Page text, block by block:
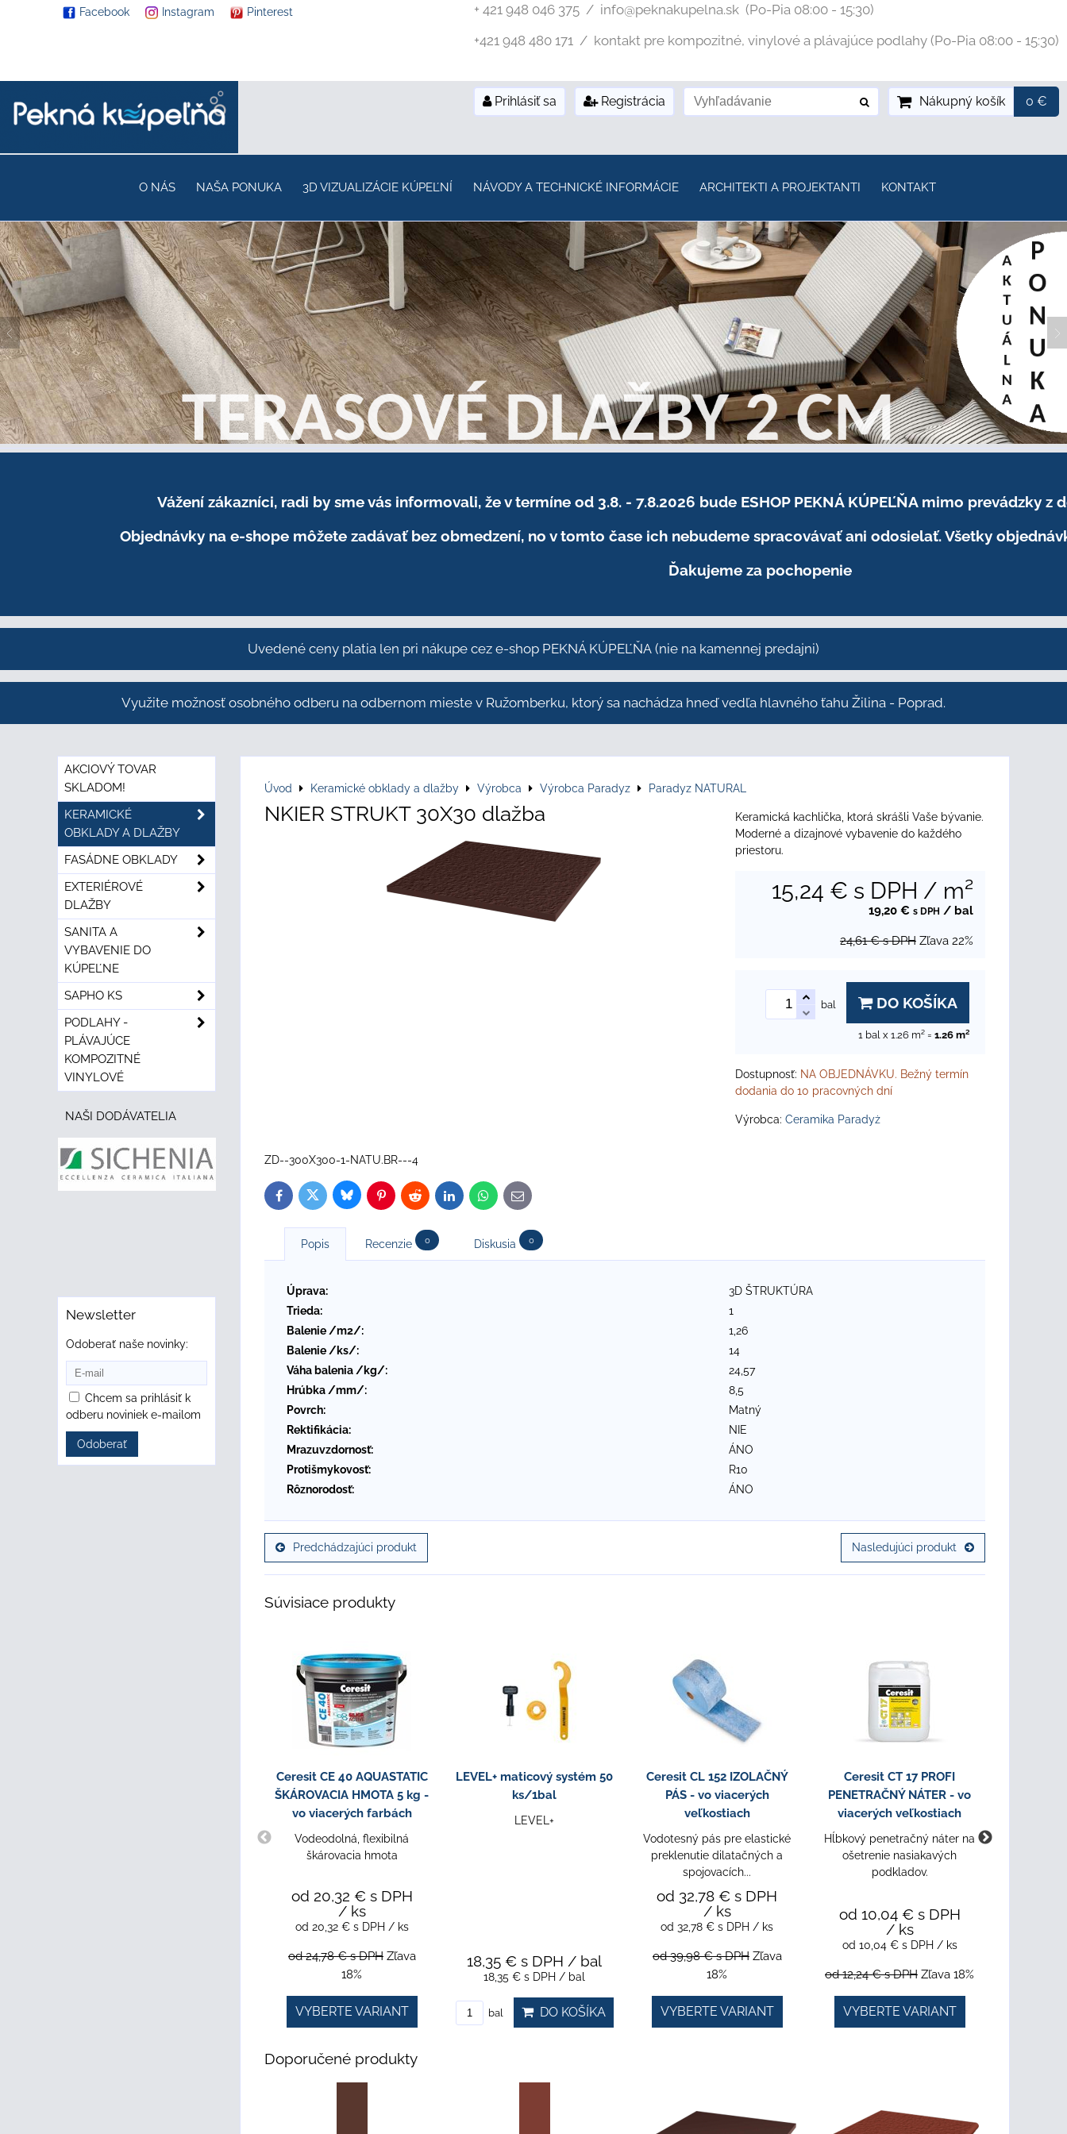
Facebook Instagram Pinterest + 421 948 046 375 / info@peknakupelna.sk (Po-Pia 08:00 - 15:30)
+421 948 480 171 / kontakt pre kompozitné, vinylové a plávajúce podlahy (Po-Pia 08:00 - 15:30)
Prihlásiť sa Registrácia Nákupný košík 0 €
O NÁS NAŠA PONUKA 3D VIZUALIZÁCIE KÚPEĽNÍ NÁVODY A TECHNICKÉ INFORMÁCIE ARCHITEKTI A PROJEKTANTI KONTAKT
Vážení zákazníci, radi by sme vás informovali, že v termíne od 3.8. - 7.8.2026 bude ESHOP PEKNÁ KÚPEĽŇA mimo prevádzky z
Objednávky na e-shope môžete zadávať bez obmedzení, no v tomto čase ich nebudeme spracovávať ani odosielať. Všetky
Ďakujeme za pochopenie
Uvedené ceny platia len pri nákupe cez e-shop PEKNÁ KÚPEĽŇA (nie na kamennej predajni)
Využite možnosť osobného odberu na odbernom mieste v Ružomberku, ktorý sa nachádza hneď vedľa hlavného ťahu Žilina - Poprad.
Úvod Keramické obklady a dlažby Výrobca Výrobca Paradyz Paradyz NATURAL
NKIER STRUKT 30X30 dlažba
Keramická kachlička, ktorá skrášli Vaše bývanie.
Moderné a dizajnové vybavenie do každého
priestoru.
15,24 € s DPH / m²
19,20 € s DPH / bal
24,61 € s DPH Zľava 22%
bal DO KOŠÍKA
1 bal x 1.26 m² = 1.26 m²
Dostupnosť: NA OBJEDNÁVKU. Bežný termín
dodania do 10 pracovných dní
Výrobca: Ceramika Paradyż
ZD--300X300-1-NATU.BR---4
FacebookTwitterBlueskyPinterestReddit LinkedInWhatsApp
E-
mail
Popis Recenzie 0 Diskusia 0
Úprava:
3D ŠTRUKTÚRA
Trieda:
1
Balenie /m2/:
1,26
Balenie /ks/:
14
Váha balenia /kg/:
24,57
Hrúbka /mm/:
8,5
Povrch:
Matný
Rektifikácia:
NIE
Mrazuvzdornosť:
ÁNO
Protišmykovosť:
R10
Rôznorodosť:
ÁNO
Predchádzajúci produkt Nasledujúci produkt
Súvisiace produkty
Ceresit CE 40 AQUASTATIC
ŠKÁROVACIA HMOTA 5 kg -
vo viacerých farbách
Vodeodolná, flexibilná
škárovacia hmota
od 20,32 € s DPH
/ ks
od 20,32 € s DPH / ks
od 24,78 €s DPH Zľava
18%
VYBERTE VARIANT
LEVEL+ maticový systém 50
ks/1bal
LEVEL+
18,35 € s DPH / bal
18,35 € s DPH / bal
bal DO KOŠÍKA
Ceresit CL 152 IZOLAČNÝ
PÁS - vo viacerých
veľkostiach
Vodotesný pás pre elastické
preklenutie dilatačných a
spojovacích...
od 32,78 € s DPH
/ ks
od 32,78 € s DPH / ks
od 39,98 €s DPH Zľava
18%
VYBERTE VARIANT
Ceresit CT 17 PROFI
PENETRAČNÝ NÁTER - vo
viacerých veľkostiach
Hĺbkový penetračný náter na
ošetrenie nasiakavých
podkladov.
od 10,04 € s DPH
/ ks
od 10,04 € s DPH / ks
od 12,24 €s DPH Zľava 18%
VYBERTE VARIANT
Doporučené produkty
AKCIOVÝ TOVAR
SKLADOM!
KERAMICKÉ
OBKLADY A DLAŽBY
FASÁDNE OBKLADY
EXTERIÉROVÉ
DLAŽBY
SANITA A
VYBAVENIE DO
KÚPEĽNE
SAPHO KS
PODLAHY -
PLÁVAJÚCE
KOMPOZITNÉ
VINYLOVÉ
NAŠI DODÁVATELIA
Newsletter
Odoberať naše novinky:
Chcem sa prihlásiť k
odberu noviniek e-mailom
Odoberať